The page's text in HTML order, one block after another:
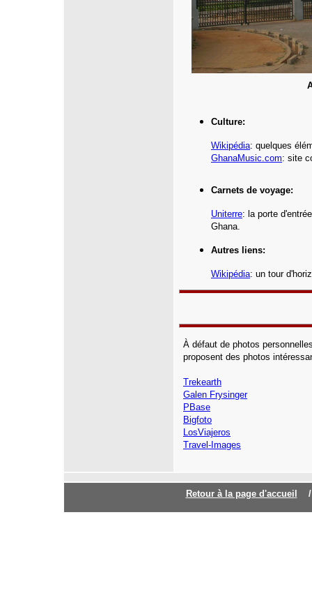
Culture:
Wikipédia: quelques
GhanaMusic.com: site
Carnets de voyage:
Uniterre: la porte
Ghana.
Autres liens:
Wikipédia: un tour
À défaut de photos
proposent des photos
Trekearth
Galen Frysinger
PBase
Bigfoto
LosViajeros
Travel-Images
Retour à la page d'accuei